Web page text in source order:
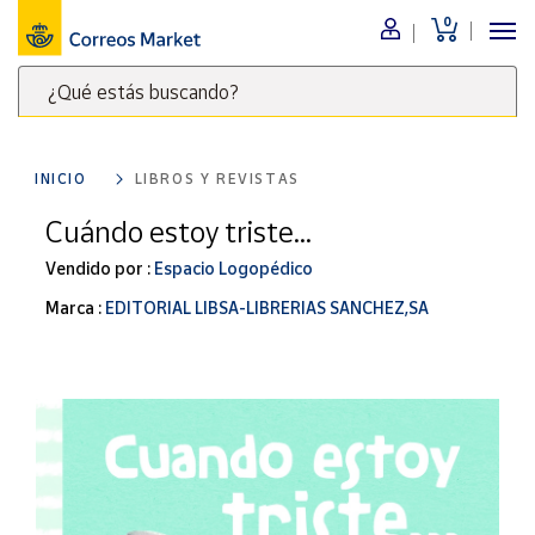
0
¿Qué estás buscando?
clave
para
buscar
productos
Menú
Nuestro
catálogo
Alimentación
Bebidas
Ocio y cultura
Juguetes y
Merchandising
Correos
INICIO LIBROS Y REVISTAS
Cuándo estoy triste...
Vendido por : Espacio Logopédico
Marca : EDITORIAL LIBSA-LIBRERIAS SANCHEZ,SA